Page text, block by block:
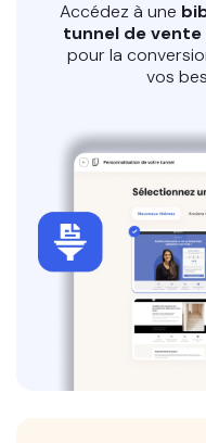
Accédez à une
tunnel de
pour la
vos